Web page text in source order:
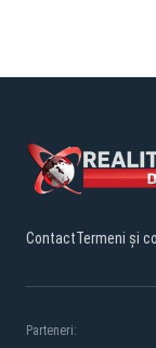
ContactTermeni și
Parteneri: